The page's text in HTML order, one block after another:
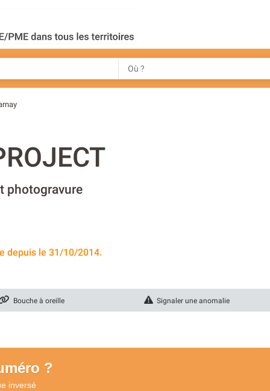
photogravure
depuis le 31/10/2014.
Bouche à oreille Signaler une anomalie
?
inversé